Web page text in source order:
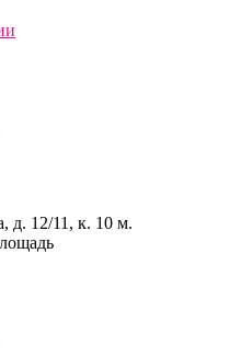
д. 12/11, к. 10 м.